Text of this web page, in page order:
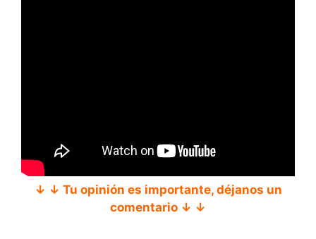
↓ ↓ Tu opinión es importante, déjanos un
comentario ↓ ↓